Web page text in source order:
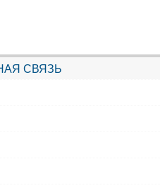
СВЯЗЬ